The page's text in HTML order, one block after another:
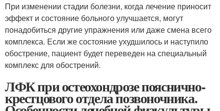
При изменении стадии болезни, когда лечение приносит
эффект и состояние больного улучшается, могут
понадобиться другие упражнения или даже смена всего
комплекса. Если же состояние ухудшилось и наступило
обострение, пациент будет переведен на специальный
комплекс для обострений.
ЛФК при остеохондрозе пояснично-
крестцового отдела позвоночника.